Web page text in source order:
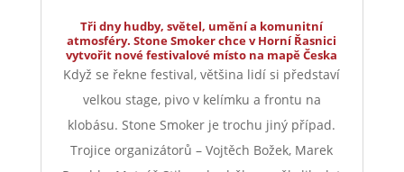
Tři dny hudby, světel, umění a komunitní
atmosféry. Stone Smoker chce v Horní Řasnici
vytvořit nové festivalové místo na mapě Česka
Když se řekne festival, většina lidí si představí
velkou stage, pivo v kelímku a frontu na
klobásu. Stone Smoker je trochu jiný případ.
Trojice organizátorů – Vojtěch Božek, Marek